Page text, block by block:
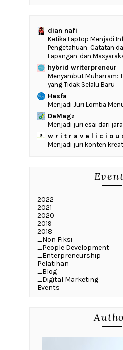
dian nafi
Ketika Laptop Menjadi
Pengetahuan: Catatan
Lapangan, dan
hybrid writerpreneur
Menyambut Muharram:
yang Tidak Selalu Baru
Hasfa
Menjadi Juri Lomba
DeMagz
Menjadi juri esai dari
w r i t r a v e l i c i o u
Menjadi juri konten
2022
2021
2020
2019
2018
_Non Fiksi
_People Development
_Enterpreneurship
Pelatihan
_Blog
_Digital Marketing
Events